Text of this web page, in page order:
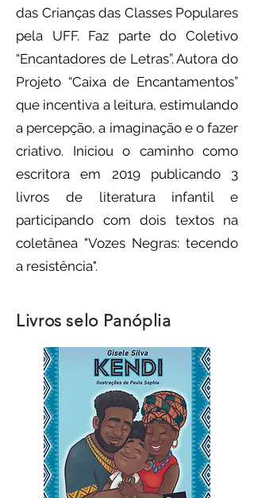
das Crianças das Classes Populares
pela UFF. Faz parte do Coletivo
“Encantadores de Letras”. Autora do
Projeto “Caixa de Encantamentos”
que incentiva a leitura, estimulando
a percepção, a imaginação e o fazer
criativo. Iniciou o caminho como
escritora em 2019 publicando 3
livros de literatura infantil e
participando com dois textos na
coletânea "Vozes Negras: tecendo
a resistência".
Livros selo Panóplia